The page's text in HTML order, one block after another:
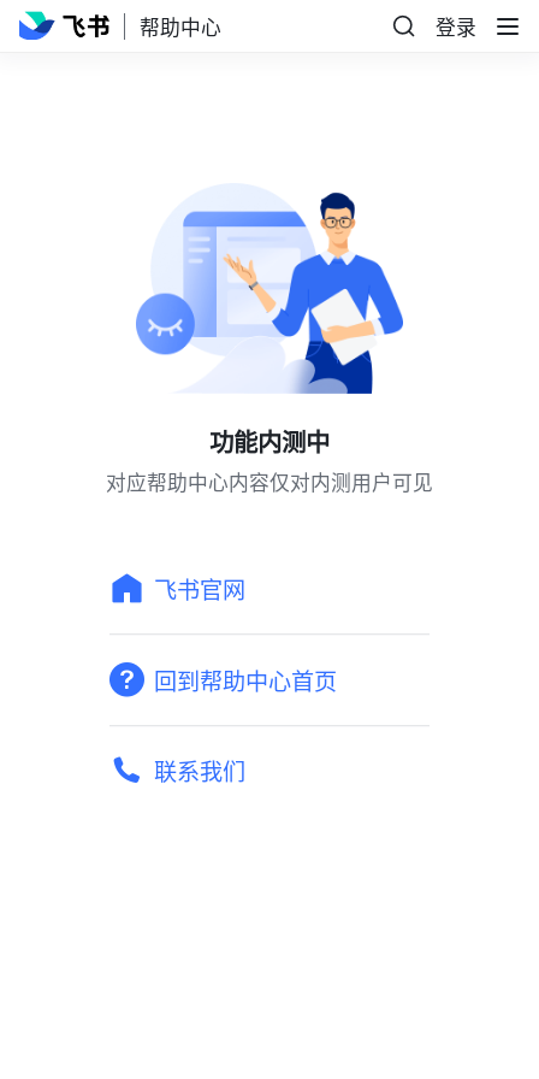
帮助中心 登录
功能内测中
对应帮助中心内容仅对内测用户可见
飞书官网
回到帮助中心首页
联系我们